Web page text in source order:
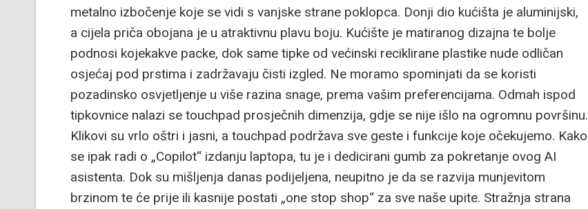
metalno izbočenje koje se vidi s vanjske strane poklopca. Donji dio kućišta je aluminijski,
a cijela priča obojana je u atraktivnu plavu boju. Kućište je matiranog dizajna te bolje
podnosi kojekakve packe, dok same tipke od većinski reciklirane plastike nude odličan
osjećaj pod prstima i zadržavaju čisti izgled. Ne moramo spominjati da se koristi
pozadinsko osvjetljenje u više razina snage, prema vašim preferencijama. Odmah ispod
tipkovnice nalazi se touchpad prosječnih dimenzija, gdje se nije išlo na ogromnu površinu.
Klikovi su vrlo oštri i jasni, a touchpad podržava sve geste i funkcije koje očekujemo. Kako
se ipak radi o „Copilot“ izdanju laptopa, tu je i dedicirani gumb za pokretanje ovog AI
asistenta. Dok su mišljenja danas podijeljena, neupitno je da se razvija munjevitom
brzinom te će prije ili kasnije postati „one stop shop“ za sve naše upite. Stražnja strana